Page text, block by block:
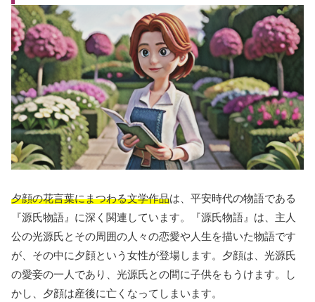
夕顔の花言葉にまつわる文学作品は、平安時代の物語である
『源氏物語』に深く関連しています。『源氏物語』は、主人
公の光源氏とその周囲の人々の恋愛や人生を描いた物語です
が、その中に夕顔という女性が登場します。夕顔は、光源氏
の愛妾の一人であり、光源氏との間に子供をもうけます。し
かし、夕顔は産後に亡くなってしまいます。